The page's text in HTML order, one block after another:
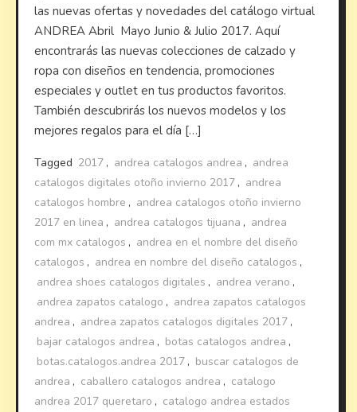
las nuevas ofertas y novedades del catálogo virtual
ANDREA Abril Mayo Junio & Julio 2017. Aquí
encontrarás las nuevas colecciones de calzado y
ropa con diseños en tendencia, promociones
especiales y outlet en tus productos favoritos.
También descubrirás los nuevos modelos y los
mejores regalos para el día […]
Tagged 2017 , andrea catalogos andrea , andrea
catalogos digitales otoño invierno 2017 , andrea
catalogos hombre , andrea catalogos otoño invierno
2017 en linea , andrea catalogos tijuana , andrea
com mx catalogos , andrea en el nombre del diseño
catalogos , andrea en nombre del diseño catalogos ,
andrea shoes catalogos digitales , andrea verano ,
andrea zapatos catalogo , andrea zapatos catalogos
andrea , andrea zapatos catalogos digitales 2017 ,
bajar catalogos andrea , botas catalogos andrea ,
botas.catalogos.andrea 2017 , buscar catalogos de
andrea , caballero catalogos andrea , catalogo
andrea 2017 queretaro , catalogo andrea estados